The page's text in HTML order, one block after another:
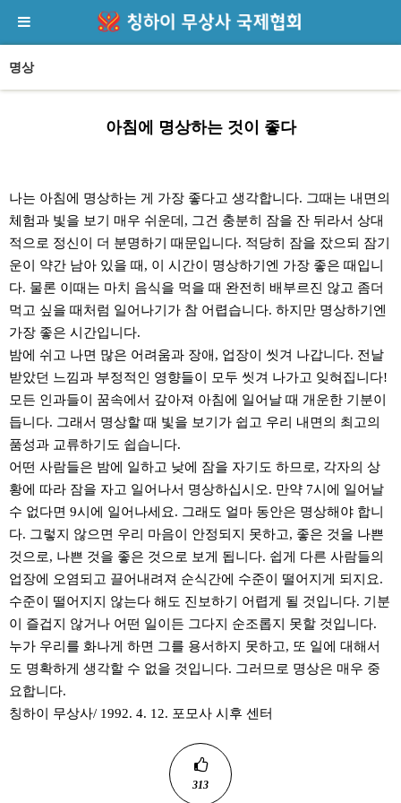
명상
아침에 명상하는 것이 좋다
나는 아침에 명상하는 게 가장 좋다고 생각합니다. 그때는 내면의
체험과 빛을 보기 매우 쉬운데, 그건 충분히 잠을 잔 뒤라서 상대
적으로 정신이 더 분명하기 때문입니다. 적당히 잠을 잤으되 잠기
운이 약간 남아 있을 때, 이 시간이 명상하기엔 가장 좋은 때입니
다. 물론 이때는 마치 음식을 먹을 때 완전히 배부르진 않고 좀더
먹고 싶을 때처럼 일어나기가 참 어렵습니다. 하지만 명상하기엔
가장 좋은 시간입니다.
밤에 쉬고 나면 많은 어려움과 장애, 업장이 씻겨 나갑니다. 전날
받았던 느낌과 부정적인 영향들이 모두 씻겨 나가고 잊혀집니다!
모든 인과들이 꿈속에서 갚아져 아침에 일어날 때 개운한 기분이
듭니다. 그래서 명상할 때 빛을 보기가 쉽고 우리 내면의 최고의
품성과 교류하기도 쉽습니다.
어떤 사람들은 밤에 일하고 낮에 잠을 자기도 하므로, 각자의 상
황에 따라 잠을 자고 일어나서 명상하십시오. 만약 7시에 일어날
수 없다면 9시에 일어나세요. 그래도 얼마 동안은 명상해야 합니
다. 그렇지 않으면 우리 마음이 안정되지 못하고, 좋은 것을 나쁜
것으로, 나쁜 것을 좋은 것으로 보게 됩니다. 쉽게 다른 사람들의
업장에 오염되고 끌어내려져 순식간에 수준이 떨어지게 되지요.
수준이 떨어지지 않는다 해도 진보하기 어렵게 될 것입니다. 기분
이 즐겁지 않거나 어떤 일이든 그다지 순조롭지 못할 것입니다.
누가 우리를 화나게 하면 그를 용서하지 못하고, 또 일에 대해서
도 명확하게 생각할 수 없을 것입니다. 그러므로 명상은 매우 중
요합니다.
칭하이 무상사/ 1992. 4. 12. 포모사 시후 센터
313